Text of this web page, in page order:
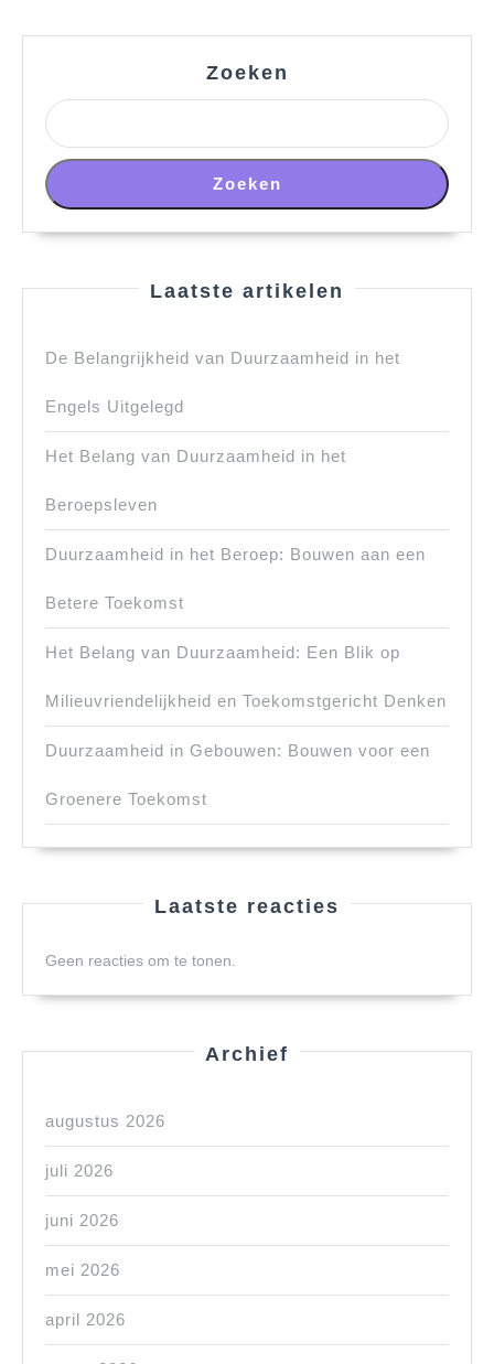
Zoeken
Zoeken
Laatste artikelen
De Belangrijkheid van Duurzaamheid in het
Engels Uitgelegd
Het Belang van Duurzaamheid in het
Beroepsleven
Duurzaamheid in het Beroep: Bouwen aan een
Betere Toekomst
Het Belang van Duurzaamheid: Een Blik op
Milieuvriendelijkheid en Toekomstgericht Denken
Duurzaamheid in Gebouwen: Bouwen voor een
Groenere Toekomst
Laatste reacties
Geen reacties om te tonen.
Archief
augustus 2026
juli 2026
juni 2026
mei 2026
april 2026